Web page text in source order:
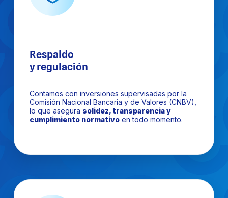
Respaldo
y regulación
Contamos con inversiones supervisadas por la
Comisión Nacional Bancaria y de Valores (CNBV),
lo que asegura solidez, transparencia y
cumplimiento normativoen todo momento.